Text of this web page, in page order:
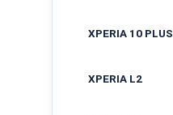
XPERIA 10 PLUS
XPERIA L2